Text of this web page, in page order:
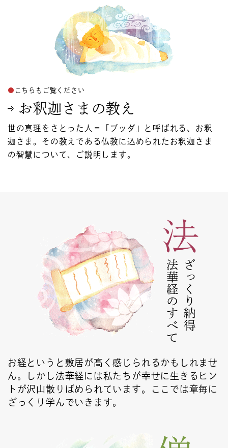
こちらもご覧ください
お釈迦さまの教え
世の真理をさとった人＝「ブッダ」と呼ばれる、お釈
迦さま。その教えである仏教に込められたお釈迦さま
の智慧について、ご説明します。
ざっくり納得
法華経のすべて
お経というと敷居が高く感じられるかもしれませ
ん。しかし法華経には私たちが幸せに生きるヒン
トが沢山散りばめられています。ここでは章毎に
ざっくり学んでいきます。